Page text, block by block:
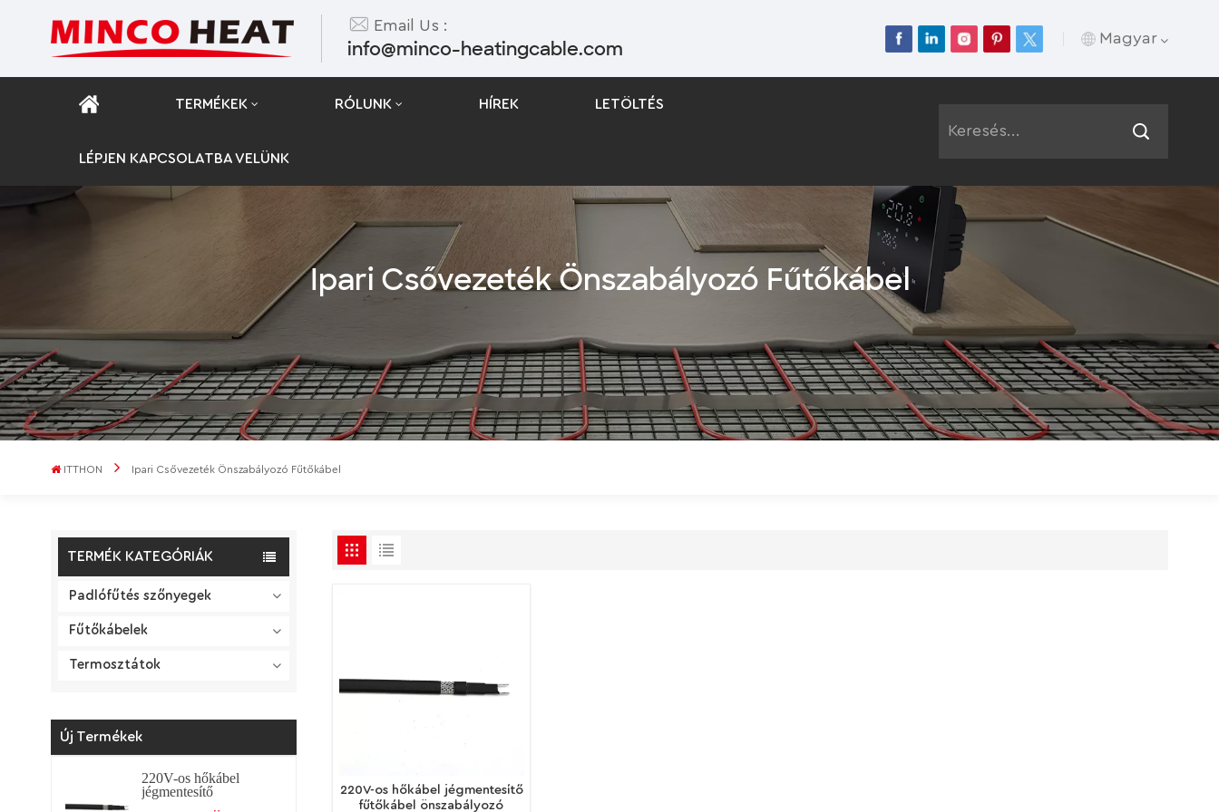
Email Us :
info@minco-heatingcable.com Magyar
Русский
Español
Português
Polski
TERMÉKEK RÓLUNK HÍREK LETÖLTÉS
LÉPJEN KAPCSOLATBA VELÜNK
Ipari Csővezeték Önszabályozó Fűtőkábel
ITTHON Ipari Csővezeték Önszabályozó Fűtőkábel
TERMÉK KATEGÓRIÁK
Padlófűtés szőnyegek
Fűtőkábelek
Termosztátok
Új Termékek
220V-os hőkábel
jégmentesítő
220V-os hőkábel jégmentesítő
fűtőkábel önszabályozó